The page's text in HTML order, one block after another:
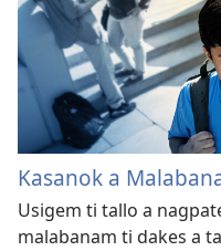
Kasanok a
Usigem ti tallo a
malabanam ti dakes a